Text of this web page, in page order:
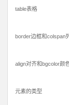
table表格
border边框和colspan
align对齐和bgcolor颜
元素的类型